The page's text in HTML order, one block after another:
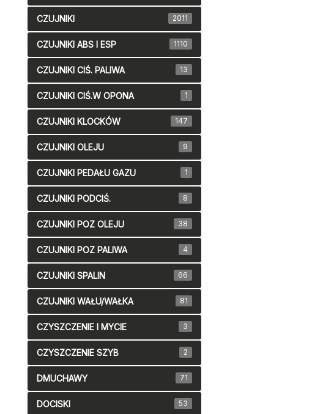
CZUJNIKI 2011
CZUJNIKI ABS I ESP 1110
CZUJNIKI CIŚ. PALIWA 13
CZUJNIKI CIŚ.W OPONA 1
CZUJNIKI KLOCKÓW 147
CZUJNIKI OLEJU 9
CZUJNIKI PEDAŁU GAZU 1
CZUJNIKI PODCIŚ. 8
CZUJNIKI POZ OLEJU 38
CZUJNIKI POZ PALIWA 4
CZUJNIKI SPALIN 66
CZUJNIKI WAŁU/WAŁKA 81
CZYSZCZENIE I MYCIE 3
CZYSZCZENIE SZYB 2
DMUCHAWY 71
DOCISKI 53